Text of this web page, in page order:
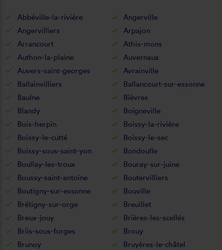
Abbéville-la-rivière
Angerville
Angervilliers
Arpajon
Arrancourt
Athis-mons
Authon-la-plaine
Auvernaux
Auvers-saint-georges
Avrainville
Ballainvilliers
Ballancourt-sur-essonne
Baulne
Bièvres
Blandy
Boigneville
Bois-herpin
Boissy-la-rivière
Boissy-le-cutté
Boissy-le-sec
Boissy-sous-saint-yon
Bondoufle
Boullay-les-troux
Bouray-sur-juine
Boussy-saint-antoine
Boutervilliers
Boutigny-sur-essonne
Bouville
Brétigny-sur-orge
Breuillet
Breux-jouy
Brières-les-scellés
Briis-sous-forges
Brouy
Brunoy
Bruyères-le-châtel